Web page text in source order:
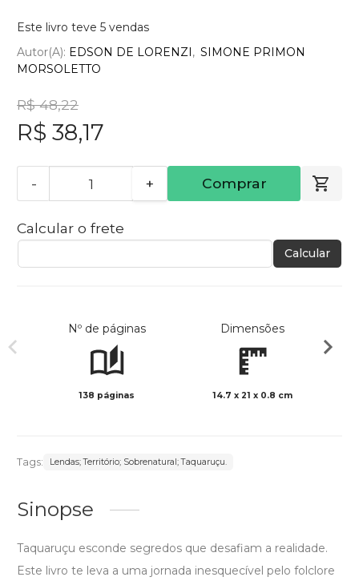
Este livro teve 5 vendas
Autor(a): EDSON DE LORENZI
SIMONE PRIMON
MORSOLETTO
R$ 48,22
R$ 38,17
- + Comprar
Calcular o frete
Calcular
Nº de páginas
138 páginas
Dimensões
14.7 x 21 x 0.8 cm
Tags: Lendas; Território; Sobrenatural; Taquaruçu.
Sinopse
Taquaruçu esconde segredos que desafiam a realidade.
Este livro te leva a uma jornada inesquecível pelo folclore